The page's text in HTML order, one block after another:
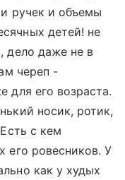
ручек и объемы
детей! не
дело даже не в
череп -
для его возраста.
носик, ротик,
с кем
его ровесников. У
как у худых